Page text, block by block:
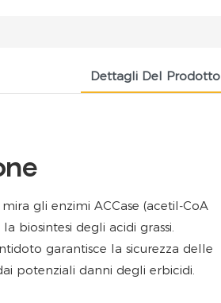
Dettagli Del Prodotto
gli enzimi ACCase (acetil-CoA
biosintesi degli acidi grassi.
garantisce la sicurezza delle
potenziali danni degli erbicidi.